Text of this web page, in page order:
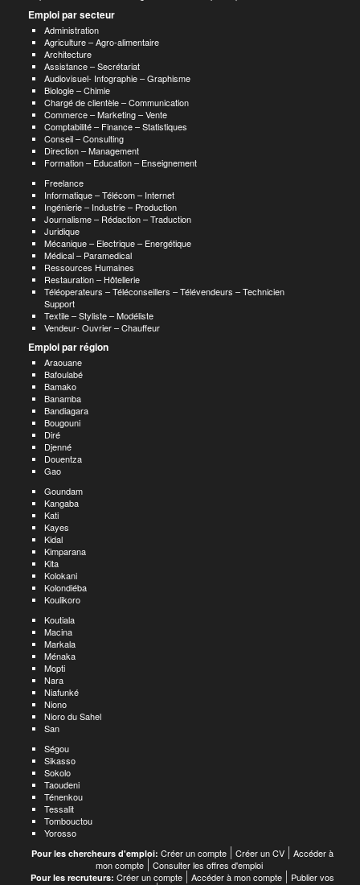
Emploi par secteur
Administration
Agriculture – Agro-alimentaire
Architecture
Assistance – Secrétariat
Audiovisuel- Infographie – Graphisme
Biologie – Chimie
Chargé de clientèle – Communication
Commerce – Marketing – Vente
Comptabilité – Finance – Statistiques
Conseil – Consulting
Direction – Management
Formation – Education – Enseignement
Freelance
Informatique – Télécom – Internet
Ingénierie – Industrie – Production
Journalisme – Rédaction – Traduction
Juridique
Mécanique – Electrique – Energétique
Médical – Paramedical
Ressources Humaines
Restauration – Hôtellerie
Téléoperateurs – Téléconseillers – Télévendeurs – Technicien
Support
Textile – Styliste – Modéliste
Vendeur- Ouvrier – Chauffeur
Emploi par région
Araouane
Bafoulabé
Bamako
Banamba
Bandiagara
Bougouni
Diré
Djenné
Douentza
Gao
Goundam
Kangaba
Kati
Kayes
Kidal
Kimparana
Kita
Kolokani
Kolondiéba
Koulikoro
Koutiala
Macina
Markala
Ménaka
Mopti
Nara
Niafunké
Niono
Nioro du Sahel
San
Ségou
Sikasso
Sokolo
Taoudeni
Ténenkou
Tessalit
Tombouctou
Yorosso
Pour les chercheurs d'emploi: Créer un compte Créer un CV
Accéder à
mon compte
Consulter les offres d'emploi
Pour les recruteurs: Créer un compte Accéder à mon compte
Publier vos